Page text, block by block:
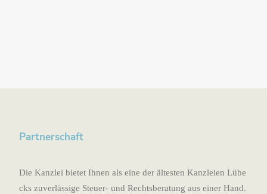
Partnerschaft
Die Kanzlei bietet Ihnen als eine der ältesten Kanzleien Lübe
cks zuverlässige Steuer- und Rechtsberatung aus einer Hand.